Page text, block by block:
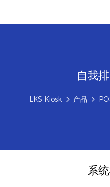
自我
LKS Kiosk 产品
系